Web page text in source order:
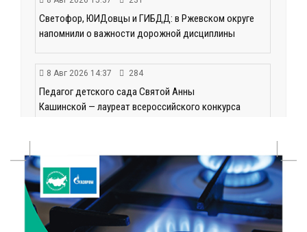
Светофор, ЮИДовцы и ГИБДД: в Ржевском округе
напомнили о важности дорожной дисциплины
8 Авг 2026 14:37 284
Педагог детского сада Святой Анны
Кашинской — лауреат всероссийского конкурса
Тверские экологи сняли на видео медвежий обед
8 Авг 2026 14:14 330
Виталий Королев запустил веловолну на Волге в